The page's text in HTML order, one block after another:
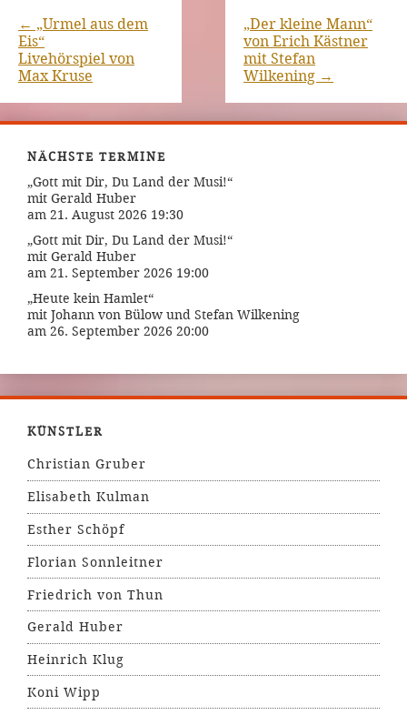
← „Urmel aus dem
Eis“
Livehörspiel von
Max Kruse
„Der kleine Mann“
von Erich Kästner
mit Stefan
Wilkening →
NÄCHSTE TERMINE
„Gott mit Dir, Du Land der Musi!“
mit Gerald Huber
am 21. August 2026 19:30
„Gott mit Dir, Du Land der Musi!“
mit Gerald Huber
am 21. September 2026 19:00
„Heute kein Hamlet“
mit Johann von Bülow und Stefan Wilkening
am 26. September 2026 20:00
KÜNSTLER
Christian Gruber
Elisabeth Kulman
Esther Schöpf
Florian Sonnleitner
Friedrich von Thun
Gerald Huber
Heinrich Klug
Koni Wipp